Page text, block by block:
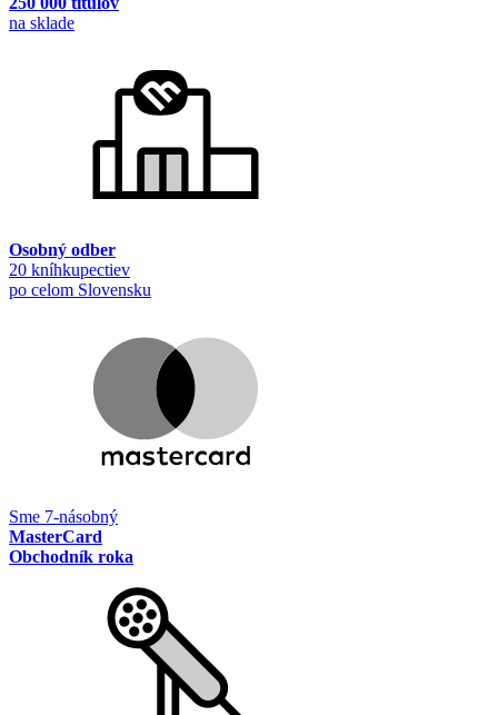
na sklade
Osobný odber
20 kníhkupectiev
po celom Slovensku
Sme 7-násobný
MasterCard
Obchodník roka